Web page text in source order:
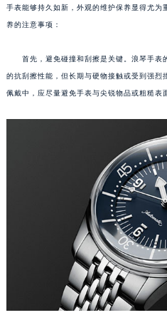
手表能够持久如新，外观的维护保养显得尤为
养的注意事项：
首先，避免碰撞和刮擦是关键。浪琴手表
的抗刮擦性能，但长期与硬物接触或受到强烈
佩戴中，应尽量避免手表与尖锐物品或粗糙表